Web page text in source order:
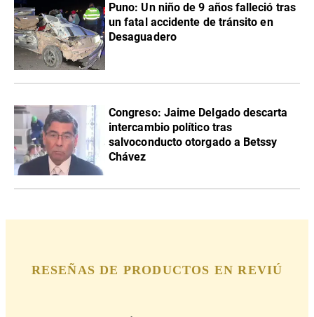
Puno: Un niño de 9 años falleció tras
un fatal accidente de tránsito en
Desaguadero
Congreso: Jaime Delgado descarta
intercambio político tras
salvoconducto otorgado a Betssy
Chávez